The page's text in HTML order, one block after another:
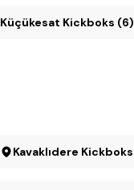
Küçükesat Kickboks (6)
Kavaklıdere Kickboks